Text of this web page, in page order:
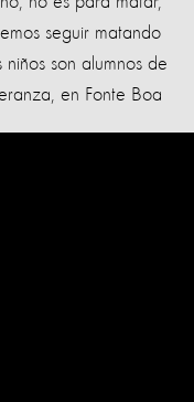
seguir matando
niños son alumnos de
en Fonte Boa